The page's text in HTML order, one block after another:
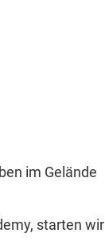
im Gelände
starten wir